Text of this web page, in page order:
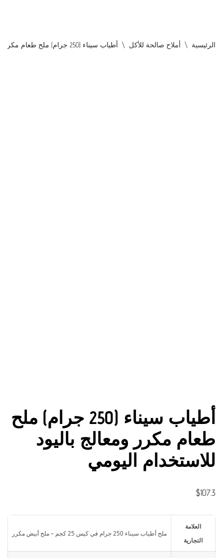
الرئيسية \ أملاح صالحة للأكل \ أطياب سيناء (250 جرام) ملح طعام مكرر ومعالج باليود للاستخدام اليومي
أطياب سيناء (250 جرام) ملح
طعام مكرر ومعالج باليود
للاستخدام اليومي
$107.3
العلامة
التجارية
ملح أطياب سيناء 250 جرام في كيس 25 كجم – ملح أبيض مكرر